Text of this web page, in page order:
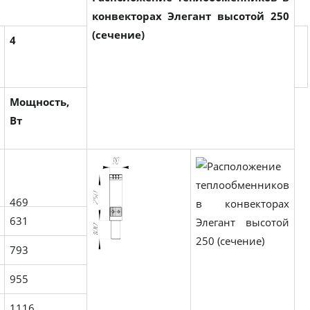
конвекторах Элегант высотой 250
(сечение)
4
Мощность,
Вт
469
631
793
955